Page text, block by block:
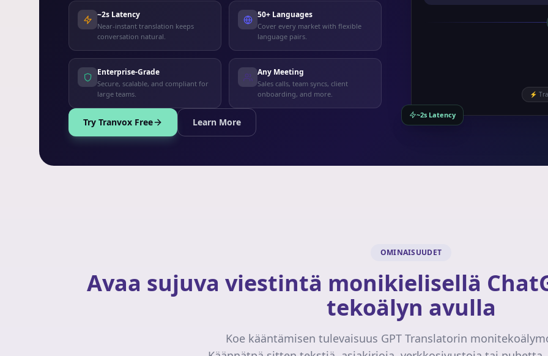
~2s Latency
Near-instant translation keeps
conversation natural.
50+ Languages
Cover every market with flexible
language pairs.
Enterprise-Grade
Secure, scalable, and compliant for
large teams.
Any Meeting
Sales calls, team syncs, client
onboarding, and more.
Try Tranvox Free Learn More
⚡
~2s Latency
OMINAISUUDET
Avaa sujuva viestintä monikielisellä
tekoälyn avulla
Koe kääntämisen tulevaisuus GPT Translatorin